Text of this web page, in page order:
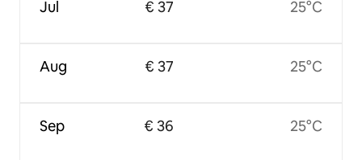
Jul
Aug
Sep
€ 37
€ 37
€ 36
25°C
25°C
25°C